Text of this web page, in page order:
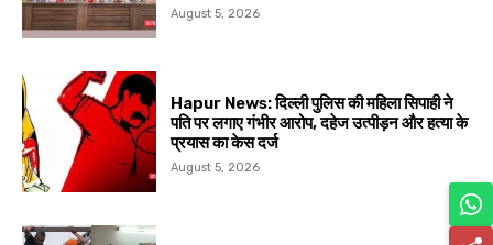
August 5, 2026
Hapur News: दिल्ली पुलिस की महिला सिपाही ने
पति पर लगाए गंभीर आरोप, दहेज उत्पीड़न और हत्या के
प्रयास का केस दर्ज
August 5, 2026